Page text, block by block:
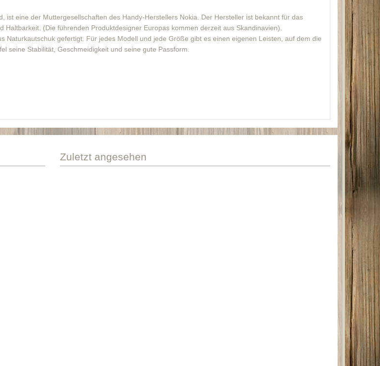
ist eine der Muttergesellschaften des Handy-Herstellers Nokia. Der Hersteller ist bekannt für das
(Die führenden Produktdesigner Europas kommen derzeit aus Skandinavien).
Naturkautschuk gefertigt. Für jedes Modell und jede Größe gibt es einen eigenen Leisten, auf dem die
seine Stabilität, Geschmeidigkeit und seine gute Passform.
Zuletzt angesehen